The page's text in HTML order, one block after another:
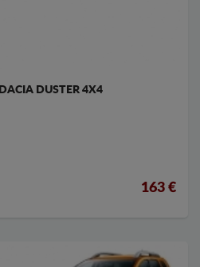
DUSTER 4X4
163 €